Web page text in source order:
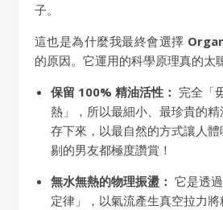
子。
這也是為什麼我最終會選擇
的原因。它運用的科學原理真的太
保留 100% 精油活性： 完全「
熱」，所以最細小、最珍貴的
存下來，以最自然的方式讓人
剔的男友都極度讚賞！
無水無熱的物理振盪： 它是透
定律」，以氣流產生真空拉力